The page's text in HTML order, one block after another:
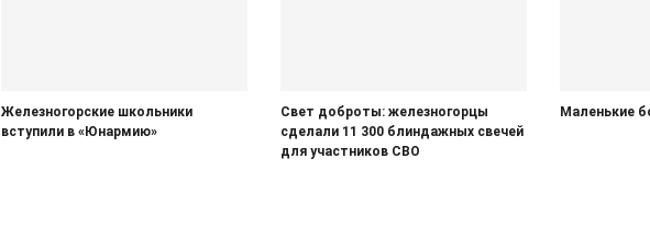
Железногорские школьники
вступили в «Юнармию»
Свет доброты: железногорцы
сделали 11 300 блиндажных свечей
для участников СВО
Маленькие